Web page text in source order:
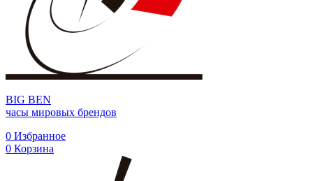
BIG BEN
часы мировых брендов
0 Избранное
0 Корзина